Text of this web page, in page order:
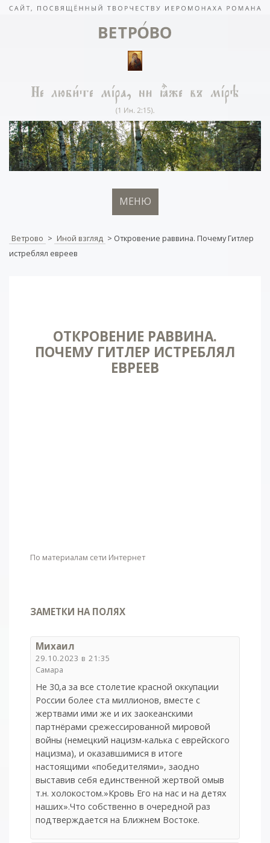
МЕНЮ
Ветрово > Иной взгляд > Откровение раввина. Почему Гитлер
истреблял евреев
ОТКРОВЕНИЕ РАВВИНА.
ПОЧЕМУ ГИТЛЕР ИСТРЕБЛЯЛ
ЕВРЕЕВ
По материалам сети Интернет
ЗАМЕТКИ НА ПОЛЯХ
Михаил
29.10.2023 в 21:35
Самара
Не 30,а за все столетие красной оккупации
России более ста миллионов, вместе с
жертвами ими же и их заокеанскими
партнёрами срежессированной мировой
войны (немецкий нацизм-калька с еврейского
нацизма), и оказавшимися в итоге
настоящими «победителями», заодно
выставив себя единственной жертвой омыв
т.н. холокостом.»Кровь Его на нас и на детях
наших».Что собственно в очередной раз
подтверждается на Ближнем Востоке.